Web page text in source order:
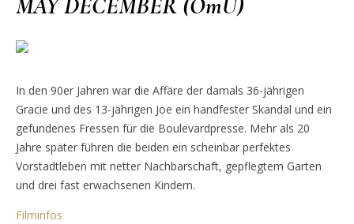
MAY DECEMBER (OmU)
In den 90er Jahren war die Affäre der damals 36-jährigen
Gracie und des 13-jährigen Joe ein handfester Skandal und ein
gefundenes Fressen für die Boulevardpresse. Mehr als 20
Jahre später führen die beiden ein scheinbar perfektes
Vorstadtleben mit netter Nachbarschaft, gepflegtem Garten
und drei fast erwachsenen Kindern.
Filminfos